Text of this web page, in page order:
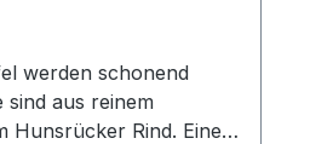
werden schonend
sind aus reinem
Hunsrücker Rind. Eine